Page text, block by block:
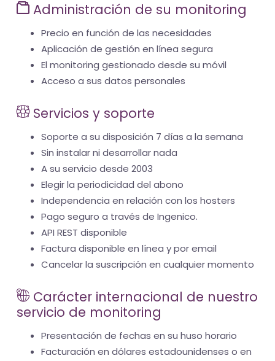
Administración de su monitoring
Precio en función de las necesidades
Aplicación de gestión en línea segura
El monitoring gestionado desde su móvil
Acceso a sus datos personales
Servicios y soporte
Soporte a su disposición 7 días a la semana
Sin instalar ni desarrollar nada
A su servicio desde 2003
Elegir la periodicidad del abono
Independencia en relación con los hosters
Pago seguro a través de Ingenico.
API REST disponible
Factura disponible en línea y por email
Cancelar la suscripción en cualquier momento
Carácter internacional de nuestro
servicio de monitoring
Presentación de fechas en su huso horario
Facturación en dólares estadounidenses o en